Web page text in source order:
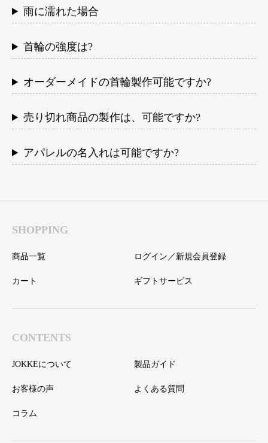
雨に濡れた場合
首輪の強度は?
オーダーメイドの首輪製作可能ですか?
売り切れ商品の製作は、可能ですか?
アパレルの名入れは可能ですか?
SHOPPING
商品一覧 ログイン／新規会員登録
カート ギフトサービス
CONTENTS
JOKKEについて 製品ガイド
お客様の声 よくある質問
コラム